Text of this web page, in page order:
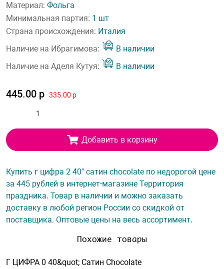
Материал: Фольга
Минимальная партия: 1 шт
Страна происхождения: Италия
Наличие на Ибрагимова:
В наличии
Наличие на Аделя Кутуя:
В наличии
445.00 р 335.00 р
Добавить в корзину
Купить г цифра 2 40" сатин chocolate по недорогой цене
за 445 рублей в интернет-магазине Территория
праздника. Товар в наличии и можно заказать
доставку в любой регион России со скидкой от
поставщика. Оптовые цены на весь ассортимент.
Похожие товары
Г ЦИФРА 0 40&quot; Сатин Chocolate